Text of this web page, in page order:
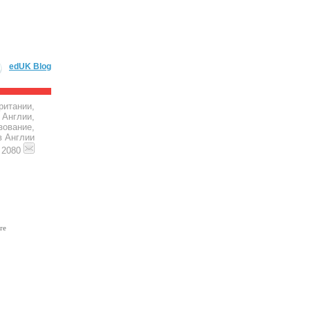
edUK Blog
Англии,
Англии